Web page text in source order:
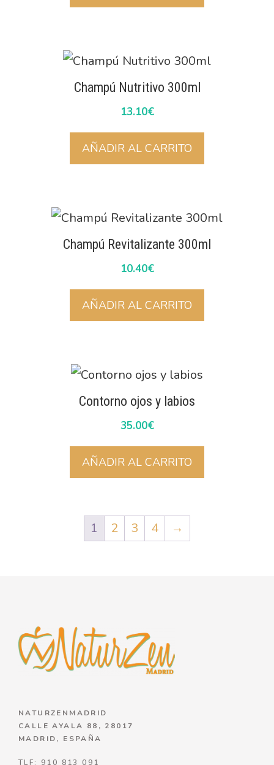
Champú Nutritivo 300ml
13.10€
AÑADIR AL CARRITO
Champú Revitalizante 300ml
10.40€
AÑADIR AL CARRITO
Contorno ojos y labios
35.00€
AÑADIR AL CARRITO
1 2 3 4 →
NATURZENMADRID
CALLE AYALA 88, 28017
MADRID, ESPAÑA
TLF: 910 813 091